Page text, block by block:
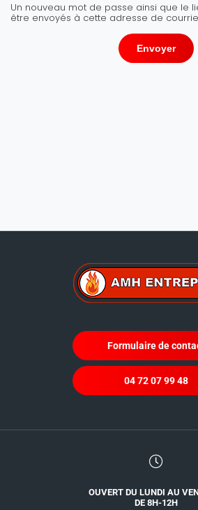
Un nouveau mot de passe ainsi que le
être envoyés à cette adresse de
Envoyer
Formulaire de
04 72 07 99 48
OUVERT DU LUNDI AU
DE 8H-12H